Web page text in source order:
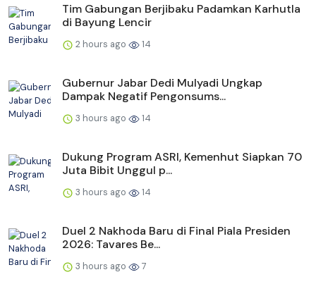
Tim Gabungan Berjibaku Padamkan Karhutla
di Bayung Lencir
2 hours ago 14
Gubernur Jabar Dedi Mulyadi Ungkap
Dampak Negatif Pengonsums...
3 hours ago 14
Dukung Program ASRI, Kemenhut Siapkan 70
Juta Bibit Unggul p...
3 hours ago 14
Duel 2 Nakhoda Baru di Final Piala Presiden
2026: Tavares Be...
3 hours ago 7